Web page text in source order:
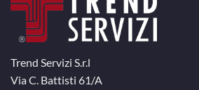
Trend Servizi S.r.l
Via C. Battisti 61/A